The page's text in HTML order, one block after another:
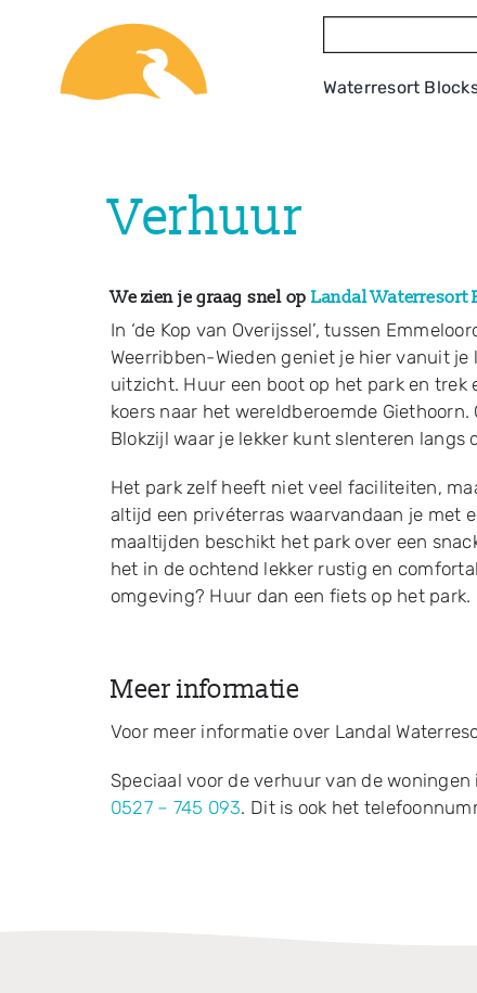
Waterresort
Verhuur
We zien je graag snel op Landal Waterresort
In ‘de Kop van Overijssel’, tussen
Weerribben-Wieden geniet je hier vanuit
uitzicht. Huur een boot op het park en trek
koers naar het wereldberoemde
Blokzijl waar je lekker kunt slenteren
Het park zelf heeft niet veel faciliteiten,
altijd een privéterras waarvandaan je met
maaltijden beschikt het park over een
het in de ochtend lekker rustig en
omgeving? Huur dan een fiets op het park.
Meer informatie
Voor meer informatie over Landal
Speciaal voor de verhuur van de
0527 – 745 093. Dit is ook het